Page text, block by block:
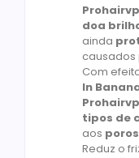
Prohairvp
doa
ainda
causados
Com
In
Prohairvp
tipos de
aos
Reduz o